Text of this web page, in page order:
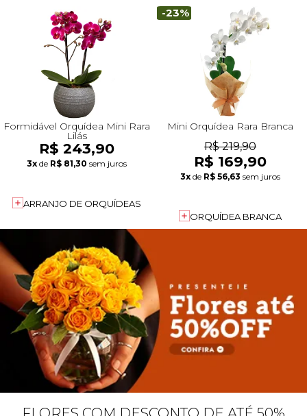
Formidável Orquídea Mini Rara
Lilás
R$ 243,90
3x de R$ 81,30 sem juros
ARRANJO DE ORQUÍDEAS
-23%
Mini Orquídea Rara Branca
R$ 219,90
R$ 169,90
3x de R$ 56,63 sem juros
ORQUÍDEA BRANCA